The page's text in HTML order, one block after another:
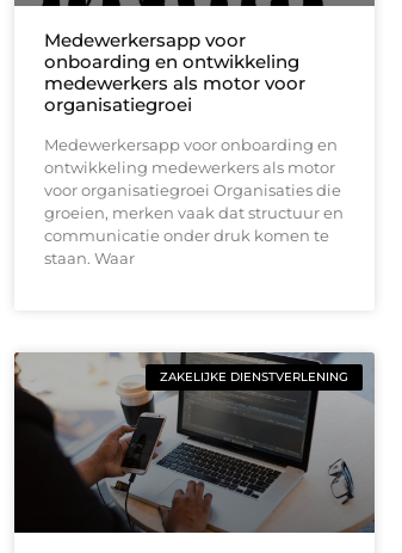
Medewerkersapp voor
onboarding en ontwikkeling
medewerkers als motor voor
organisatiegroei
Medewerkersapp voor onboarding en
ontwikkeling medewerkers als motor
voor organisatiegroei Organisaties die
groeien, merken vaak dat structuur en
communicatie onder druk komen te
staan. Waar
ZAKELIJKE DIENSTVERLENING